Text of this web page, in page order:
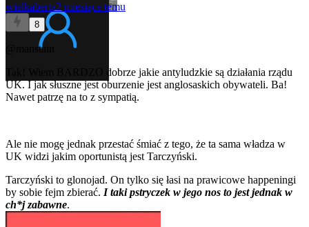
wielkaberta2 miesiące temu
8
@manstain
Tak! Wiem BARDZO dobrze jakie antyludzkie są działania rządu
UK. I jak słuszne jest oburzenie jest anglosaskich obywateli. Ba!
Nawet patrzę na to z sympatią.
Ale nie mogę jednak przestać śmiać z tego, że ta sama władza w
UK widzi jakim oportunistą jest Tarczyński.
Tarczyński to glonojad. On tylko się łasi na prawicowe happeningi
by sobie fejm zbierać. I taki pstryczek w jego nos to jest jednak w
ch*j zabawne.